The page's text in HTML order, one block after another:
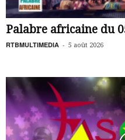
Palabre africaine du
RTBMULTIMEDIA - 5 août 2026